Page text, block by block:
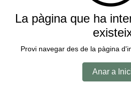
La pàgina que ha
Provi navegar des de la pàgina
Anar a